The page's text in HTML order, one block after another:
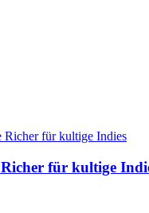
für kultige